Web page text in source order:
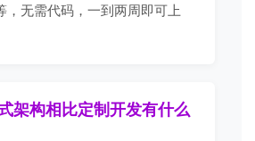
，无需代码，一到两周即可上
架构相比定制开发有什么